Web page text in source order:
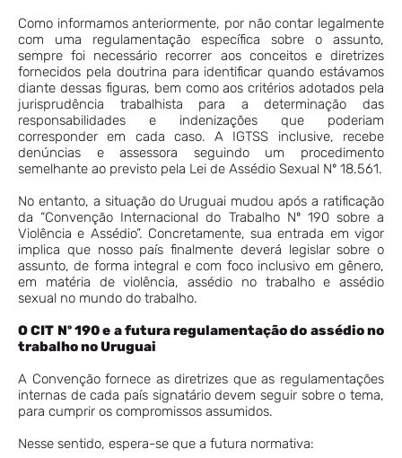
Como informamos anteriormente, por não contar legalmente
com uma regulamentação específica sobre o assunto,
sempre foi necessário recorrer aos conceitos e diretrizes
fornecidos pela doutrina para identificar quando estávamos
diante dessas figuras, bem como aos critérios adotados pela
jurisprudência trabalhista para a determinação das
responsabilidades e indenizações que poderiam
corresponder em cada caso. A IGTSS inclusive, recebe
denúncias e assessora seguindo um procedimento
semelhante ao previsto pela Lei de Assédio Sexual Nº 18.561.
No entanto, a situação do Uruguai mudou após a ratificação
da “Convenção Internacional do Trabalho Nº 190 sobre a
Violência e Assédio”. Concretamente, sua entrada em vigor
implica que nosso país finalmente deverá legislar sobre o
assunto, de forma integral e com foco inclusivo em gênero,
em matéria de violência, assédio no trabalho e assédio
sexual no mundo do trabalho.
O CIT Nº 190 e a futura regulamentação do assédio no
trabalho no Uruguai
A Convenção fornece as diretrizes que as regulamentações
internas de cada país signatário devem seguir sobre o tema,
para cumprir os compromissos assumidos.
Nesse sentido, espera-se que a futura normativa: